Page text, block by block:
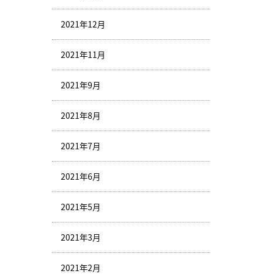
2021年12月
2021年11月
2021年9月
2021年8月
2021年7月
2021年6月
2021年5月
2021年3月
2021年2月